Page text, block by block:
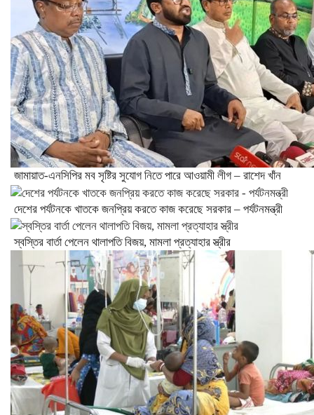
জামায়াত-এনসিপির মব সৃষ্টির সুযোগ নিতে পারে আওয়ামী লীগ – রাশেদ খাঁন
দেশের পর্যটনকে খাতকে জনপ্রিয় করতে কাজ করেছে সরকার – পর্যটনমন্ত্রী
স্বস্তির বার্তা পেলেন থালাপতি বিজয়, মামলা প্রত্যাহার স্ত্রীর